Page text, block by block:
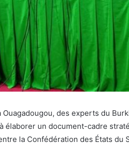
Ouagadougou, des experts du
élaborer un document-cadre
la Confédération des États du